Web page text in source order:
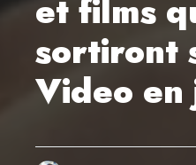
et films
sortiront
Video